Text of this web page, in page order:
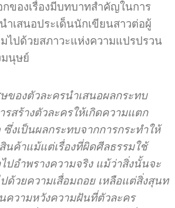
กของเรื่องมีบทบาทสำคัญในการ
ำเสนอประเด็นนักเขียนสาวต่อผู้
ไปด้วยสภาวะแห่งความแปรปรวน
มนุษย์
ษของตัวละครนำเสนอผลกระทบ
สร้างตัวละครให้เกิดความแตก
งเป็นผลกระทบจากการกระทำให้
นค้าแม้แต่เรื่องที่ผิดศีลธรรมใช้
ปอำพรางความจริง แม้ว่าสิ่งนั้นจะ
ปด้วยความเสื่อมถอย เหลือแต่สิ่งสุนท
ความหวังความฝันที่ตัวละคร